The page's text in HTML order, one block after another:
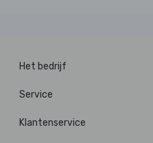
Het bedrijf
Service
Klantenservice